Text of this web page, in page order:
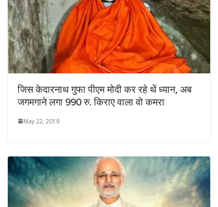
जिस केदारनाथ गुफा पीएम मोदी कर रहे थें ध्यान, अब
जगमगाने लगा 990 रु. किराए वाला वो कमरा
May 22, 2019